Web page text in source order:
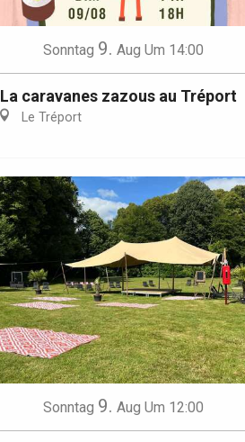
Sonntag 9. Aug Um 14:00
La caravanes zazous au Tréport
Le Tréport
Sonntag 9. Aug Um 12:00